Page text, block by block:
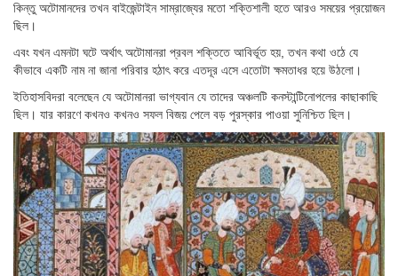
কিন্তু অটোমানদের তখন বাইজেন্টাইন সাম্রাজ্যের মতো শক্তিশালী হতে আরও সময়ের প্রয়োজন
ছিল।
এবং যখন এমনটা ঘটে অর্থাৎ অটোমানরা প্রবল শক্তিতে আবির্ভূত হয়, তখন কথা ওঠে যে
কীভাবে একটি নাম না জানা পরিবার হঠাৎ করে এতদূর এসে এতোটা ক্ষমতাধর হয়ে উঠলো।
ইতিহাসবিদরা বলেছেন যে অটোমানরা ভাগ্যবান যে তাদের অঞ্চলটি কনস্টান্টিনোপলের কাছাকাছি
ছিল। যার কারণে কখনও কখনও সফল বিজয় পেলে বড় পুরস্কার পাওয়া সুনিশ্চিত ছিল।